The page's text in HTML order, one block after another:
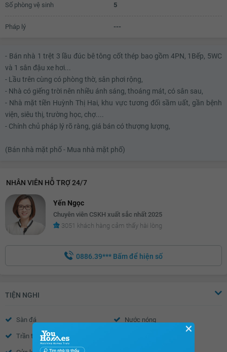
Số phòng vệ sinh 5
Pháp lý ---
- Bán nhà 1 trệt 3 lầu đúc bê tông cốt thép bao gồm 4PN, 1Bếp, 5WC
và 1 sân đậu xe hơi...
- Lầu trên cùng có phòng thờ, sân phơi rộng,
- Nhà có giếng trời nên nhiều ánh sáng, thoáng mát, có sân sau,
- Nhà mặt tiền Huỳnh Thị Hai, khu vực tương đối sầm uất, gần bệnh
viện, siêu thị, trường học, chợ....
- Chính chủ pháp lý rõ ràng, giá bán có thượng lượng,
(Bán nhà mặt phố - Mua nhà mặt phố)
NHÂN VIÊN HỖ TRỢ 24/7
Yến Ngọc
Chuyên viên CSKH xuất sắc nhất 2025
3051 khách hàng cảm thấy hài lòng
0886.39*** Bấm để hiện số
TIỆN NGHI
Sàn đá Nước nóng
Trần thạch cao
✕